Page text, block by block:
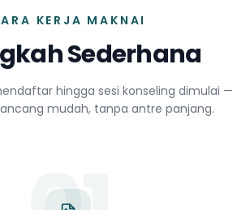
KERJA MAKNAI
Sederhana
hingga sesi konseling dimulai —
mudah, tanpa antre panjang.